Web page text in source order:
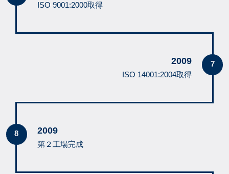
ISO 9001:2000取得
2009
ISO 14001:2004取得
2009
第２工場完成